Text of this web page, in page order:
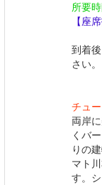
所要
【座
到着
さい。
チュ
両岸
くバ
りの
マト
す。